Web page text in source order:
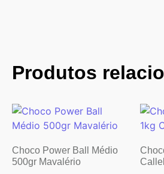
Produtos
Choco Power Ball Médio
500gr Mavalério